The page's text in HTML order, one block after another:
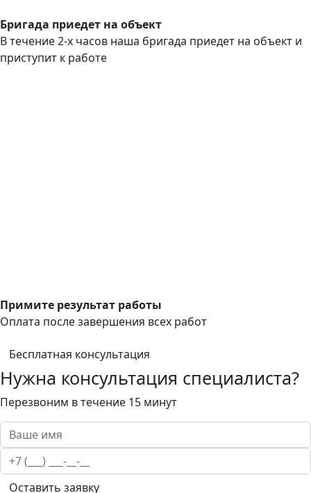
Бригада приедет на объект
В течение 2-х часов наша бригада приедет на объект и
приступит к работе
Примите результат работы
Оплата после завершения всех работ
Бесплатная консультация
Нужна консультация специалиста?
Перезвоним в течение 15 минут
Оставить заявку